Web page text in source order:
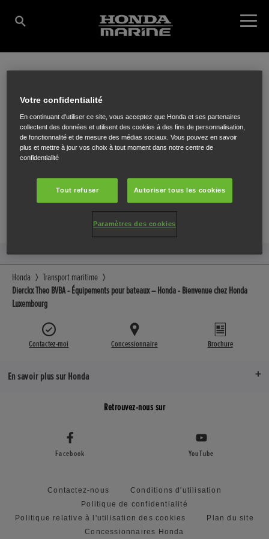
DIERCKX THEO BVBA
Owenslei 1,Mol,2400
Honda
Transport maritime
Dierckx Theo BVBA - Équipements pour bateaux – Honda - Bienvenue chez Honda
Luxembourg
Contactez-moi Concessionnaire Brochure
En savoir plus sur Honda
Retrouvez-nous sur
Facebook YouTube
Contactez-nous
Conditions d'utilisation
Politique de confidentialité
Politique relative à l'utilisation des cookies
Plan du site
Concessionnaires Honda
Votre confidentialité
En continuant d'utiliser ce site, vous acceptez que Honda et ses partenaires
collectent des données et utilisent des cookies à des fins de personnalisation,
de fonctionnalité et de mesure des médias sociaux. Vous pouvez en savoir
plus et mettre à jour vos choix à tout moment dans notre centre de
confidentialité
Tout refuser Autoriser tous les cookies
Paramètres des cookies